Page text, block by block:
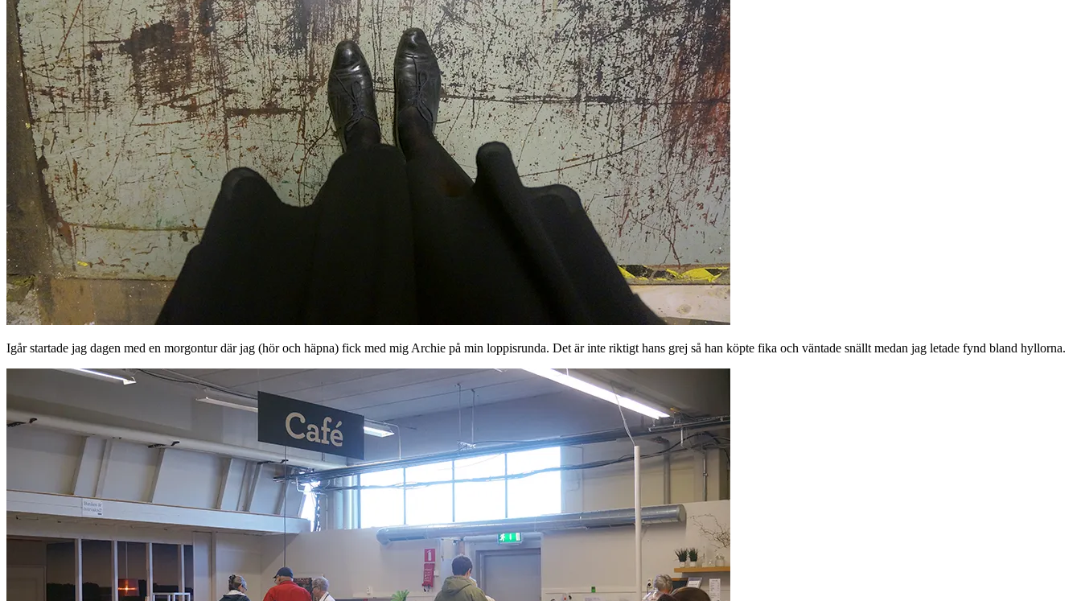
Igår startade jag dagen med en morgontur där jag (hör och häpna) fick med mig Archie på min loppisrunda. Det är inte riktigt hans grej så han köpte fika och väntade snällt medan jag letade fynd bland hyllorna.